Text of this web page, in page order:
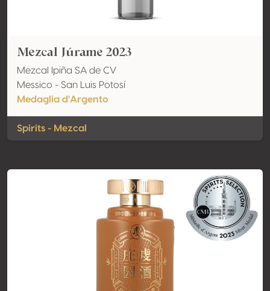
Mezcal Júrame 2023
Mezcal Ipiña SA de CV
Messico - San Luis Potosí
Medaglia d'Argento
Spirits - Mezcal